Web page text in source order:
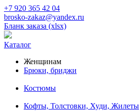
+7 920 365 42 04
brosko-zakaz@yandex.ru
Бланк заказа (xlsx)
Каталог
Женщинам
Брюки, бриджи
Костюмы
Кофты, Толстовки, Худи, Жилеты